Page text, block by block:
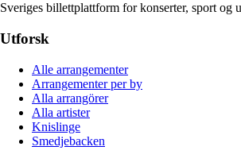
Sveriges billettplattform for konserter, sport og
Utforsk
Alle arrangementer
Arrangementer per by
Alla arrangörer
Alla artister
Knislinge
Smedjebacken